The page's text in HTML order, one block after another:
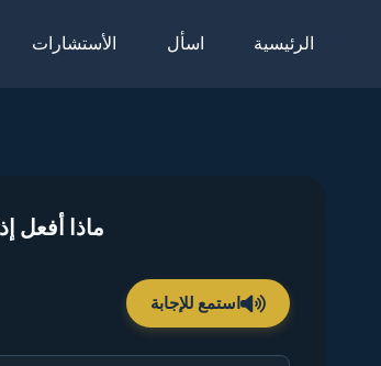
الرئيسية اسأل الأستشارات
ماذا أفعل
استمع للإجابة